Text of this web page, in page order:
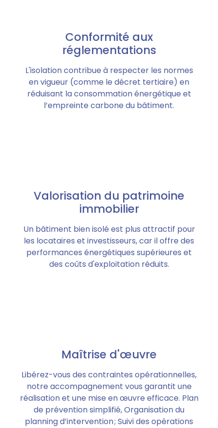
Conformité aux
réglementations
L'isolation contribue à respecter les normes
en vigueur (comme le décret tertiaire) en
réduisant la consommation énergétique et
l’empreinte carbone du bâtiment.
Valorisation du patrimoine
immobilier
Un bâtiment bien isolé est plus attractif pour
les locataires et investisseurs, car il offre des
performances énergétiques supérieures et
des coûts d'exploitation réduits.
Maîtrise d'œuvre
Libérez-vous des contraintes opérationnelles,
notre accompagnement vous garantit une
réalisation et une mise en œuvre efficace. Plan
de prévention simplifié, Organisation du
planning d’intervention ; Suivi des opérations